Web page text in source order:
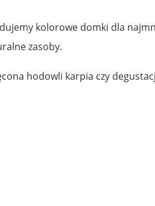
kolorowe domki dla
zasoby.
hodowli karpia czy